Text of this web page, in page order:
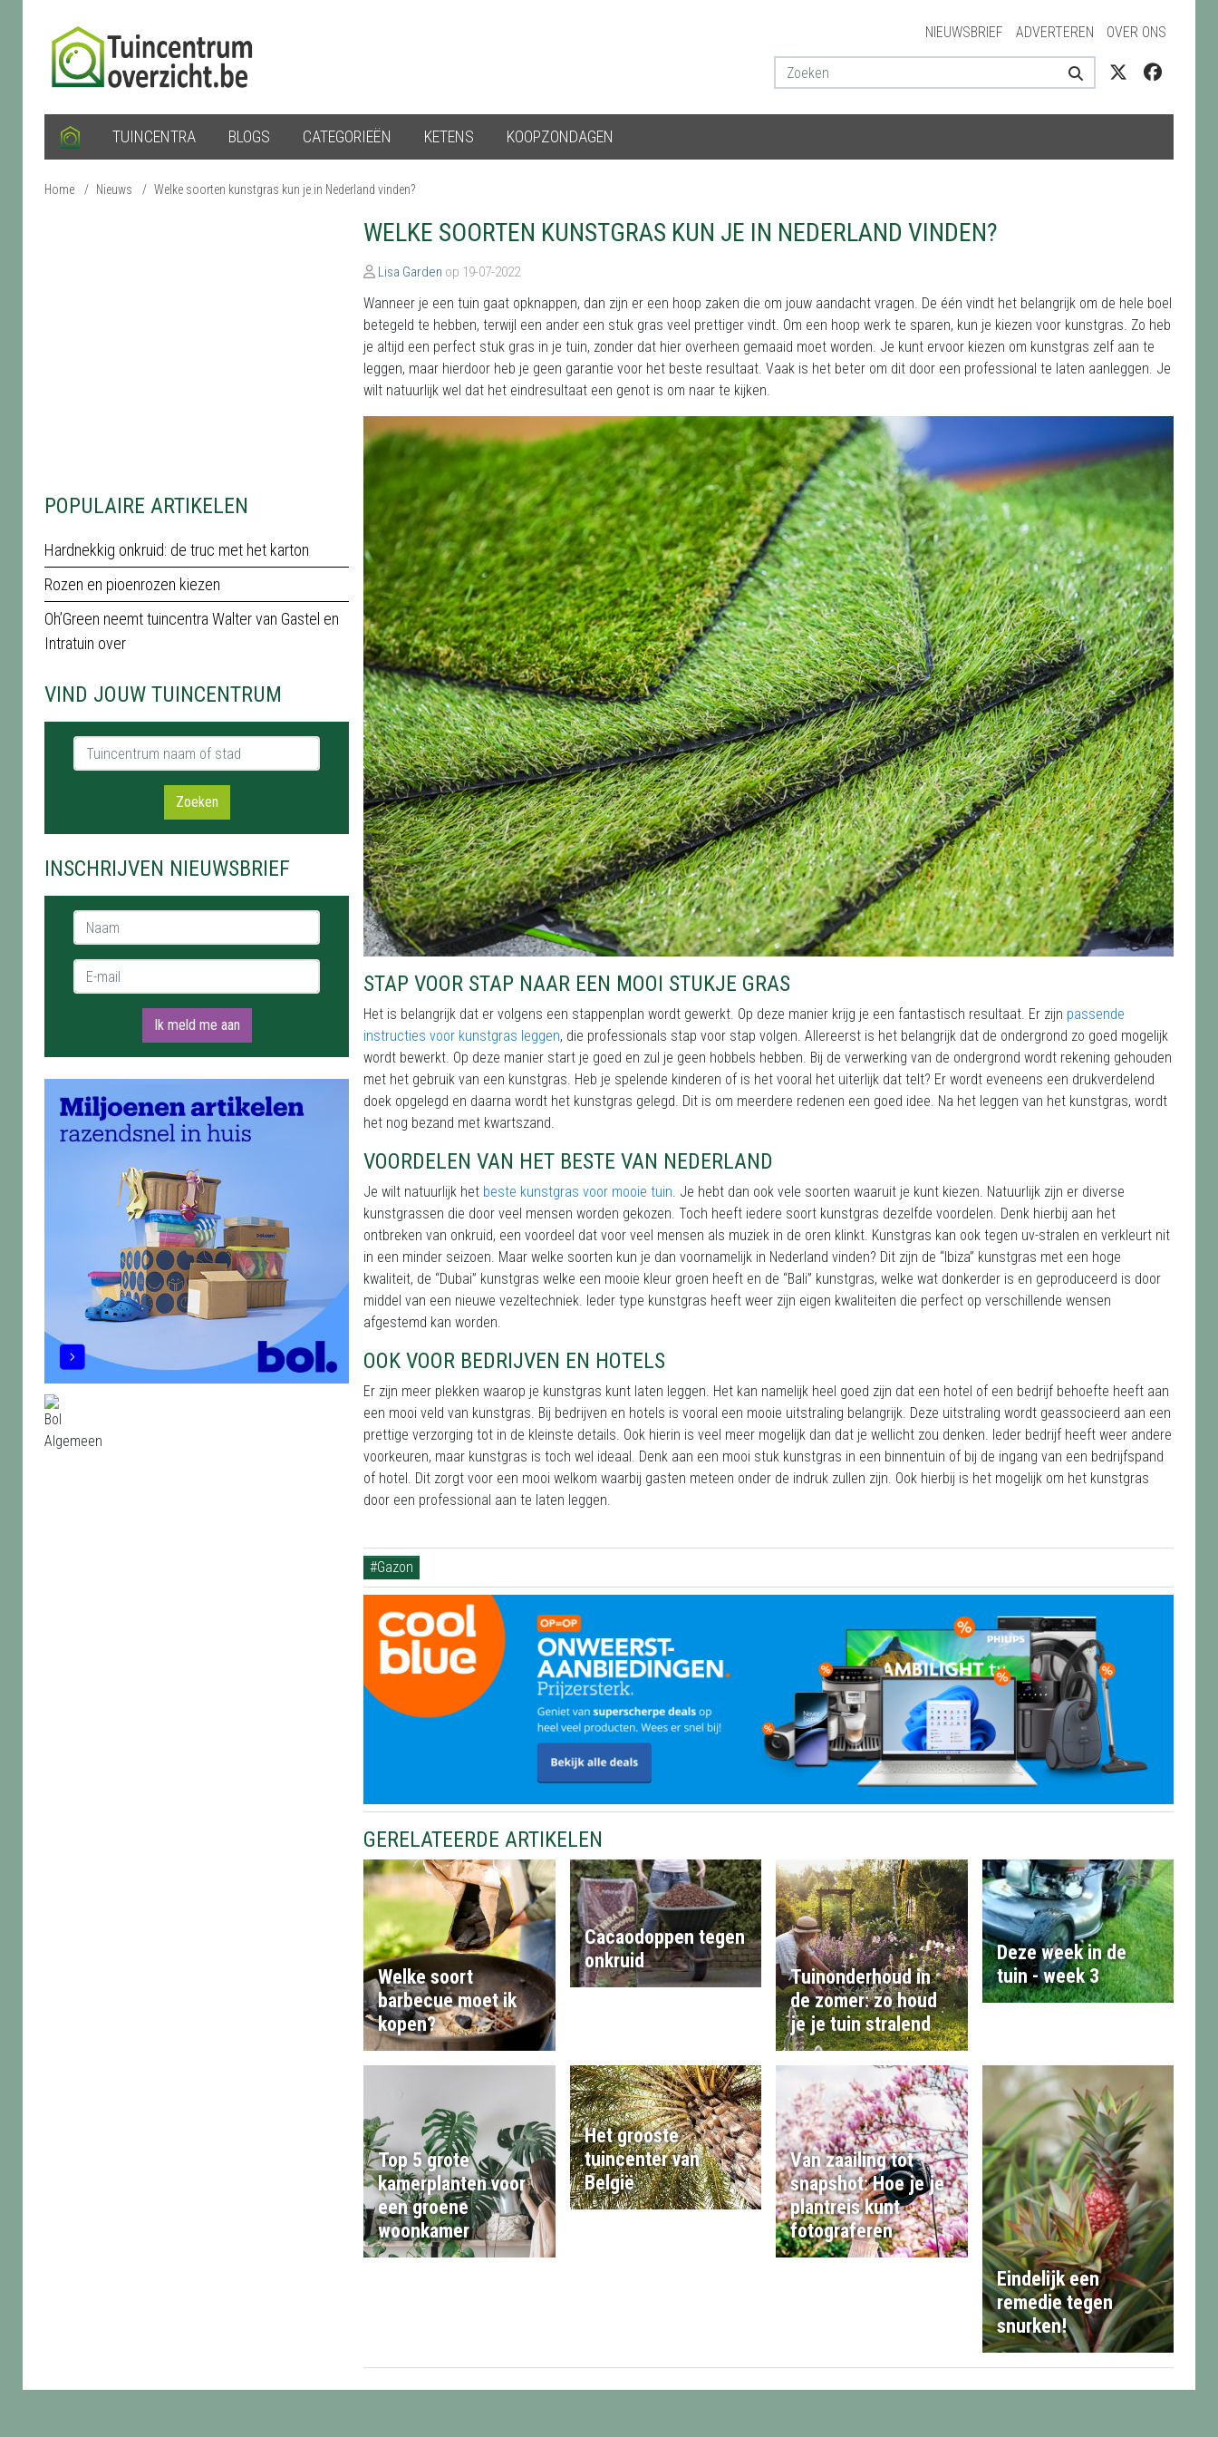
NIEUWSBRIEF ADVERTEREN OVER ONS
TUINCENTRA BLOGS CATEGORIEËN KETENS KOOPZONDAGEN
Home / Nieuws / Welke soorten kunstgras kun je in Nederland vinden?
POPULAIRE ARTIKELEN
Hardnekkig onkruid: de truc met het karton
Rozen en pioenrozen kiezen
Oh’Green neemt tuincentra Walter van Gastel en
Intratuin over
VIND JOUW TUINCENTRUM
Tuincentrum naam of stad
Zoeken
INSCHRIJVEN NIEUWSBRIEF
Naam *
E-mail *
Ik meld me aan
WELKE SOORTEN KUNSTGRAS KUN JE IN NEDERLAND VINDEN?
Lisa Garden op 19-07-2022
Wanneer je een tuin gaat opknappen, dan zijn er een hoop zaken die om jouw aandacht vragen. De één vindt het belangrijk om de hele boel
betegeld te hebben, terwijl een ander een stuk gras veel prettiger vindt. Om een hoop werk te sparen, kun je kiezen voor kunstgras. Zo heb
je altijd een perfect stuk gras in je tuin, zonder dat hier overheen gemaaid moet worden. Je kunt ervoor kiezen om kunstgras zelf aan te
leggen, maar hierdoor heb je geen garantie voor het beste resultaat. Vaak is het beter om dit door een professional te laten aanleggen. Je
wilt natuurlijk wel dat het eindresultaat een genot is om naar te kijken.
STAP VOOR STAP NAAR EEN MOOI STUKJE GRAS
Het is belangrijk dat er volgens een stappenplan wordt gewerkt. Op deze manier krijg je een fantastisch resultaat. Er zijn passende
instructies voor kunstgras leggen, die professionals stap voor stap volgen. Allereerst is het belangrijk dat de ondergrond zo goed mogelijk
wordt bewerkt. Op deze manier start je goed en zul je geen hobbels hebben. Bij de verwerking van de ondergrond wordt rekening gehouden
met het gebruik van een kunstgras. Heb je spelende kinderen of is het vooral het uiterlijk dat telt? Er wordt eveneens een drukverdelend
doek opgelegd en daarna wordt het kunstgras gelegd. Dit is om meerdere redenen een goed idee. Na het leggen van het kunstgras, wordt
het nog bezand met kwartszand.
VOORDELEN VAN HET BESTE VAN NEDERLAND
Je wilt natuurlijk het beste kunstgras voor mooie tuin. Je hebt dan ook vele soorten waaruit je kunt kiezen. Natuurlijk zijn er diverse
kunstgrassen die door veel mensen worden gekozen. Toch heeft iedere soort kunstgras dezelfde voordelen. Denk hierbij aan het
ontbreken van onkruid, een voordeel dat voor veel mensen als muziek in de oren klinkt. Kunstgras kan ook tegen uv-stralen en verkleurt nit
in een minder seizoen. Maar welke soorten kun je dan voornamelijk in Nederland vinden? Dit zijn de “Ibiza” kunstgras met een hoge
kwaliteit, de “Dubai” kunstgras welke een mooie kleur groen heeft en de “Bali” kunstgras, welke wat donkerder is en geproduceerd is door
middel van een nieuwe vezeltechniek. Ieder type kunstgras heeft weer zijn eigen kwaliteiten die perfect op verschillende wensen
afgestemd kan worden.
OOK VOOR BEDRIJVEN EN HOTELS
Er zijn meer plekken waarop je kunstgras kunt laten leggen. Het kan namelijk heel goed zijn dat een hotel of een bedrijf behoefte heeft aan
een mooi veld van kunstgras. Bij bedrijven en hotels is vooral een mooie uitstraling belangrijk. Deze uitstraling wordt geassocieerd aan een
prettige verzorging tot in de kleinste details. Ook hierin is veel meer mogelijk dan dat je wellicht zou denken. Ieder bedrijf heeft weer andere
voorkeuren, maar kunstgras is toch wel ideaal. Denk aan een mooi stuk kunstgras in een binnentuin of bij de ingang van een bedrijfspand
of hotel. Dit zorgt voor een mooi welkom waarbij gasten meteen onder de indruk zullen zijn. Ook hierbij is het mogelijk om het kunstgras
door een professional aan te laten leggen.
#Gazon
GERELATEERDE ARTIKELEN
Welke soort
barbecue moet ik
kopen?
Cacaodoppen tegen
onkruid
Tuinonderhoud in
de zomer: zo houd
je je tuin stralend
Deze week in de
tuin - week 3
Top 5 grote
kamerplanten voor
een groene
woonkamer
Het grooste
tuincenter van
België
Van zaailing tot
snapshot: Hoe je je
plantreis kunt
fotograferen
Eindelijk een
remedie tegen
snurken!